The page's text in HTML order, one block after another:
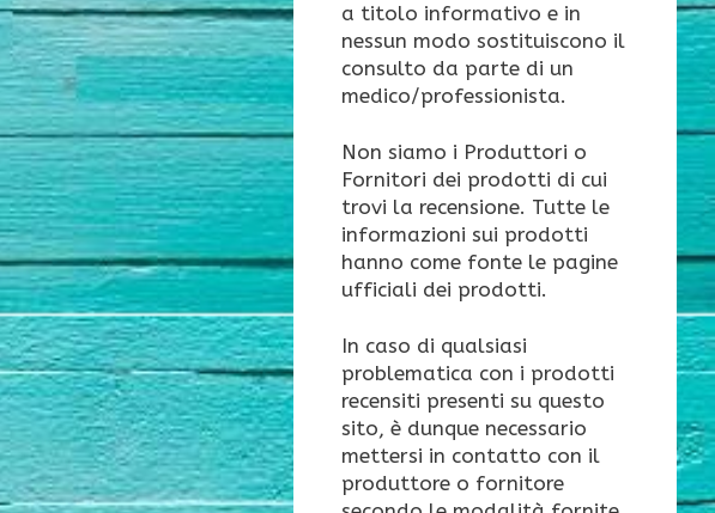
a titolo informativo e in
nessun modo sostituiscono il
consulto da parte di un
medico/professionista.
Non siamo i Produttori o
Fornitori dei prodotti di cui
trovi la recensione. Tutte le
informazioni sui prodotti
hanno come fonte le pagine
ufficiali dei prodotti.
In caso di qualsiasi
problematica con i prodotti
recensiti presenti su questo
sito, è dunque necessario
mettersi in contatto con il
produttore o fornitore